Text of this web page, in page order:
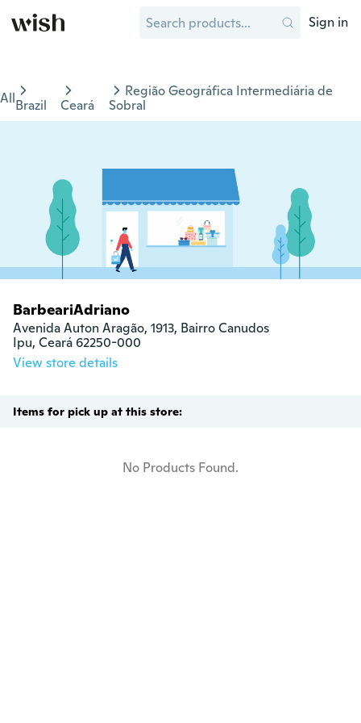
Sign in
AllBrazil Ceará
Região Geográfica Intermediária de
Sobral
BarbeariAdriano
Avenida Auton Aragão, 1913, Bairro Canudos
Ipu, Ceará 62250-000
View store details
Items for pick up at this store:
No Products Found.